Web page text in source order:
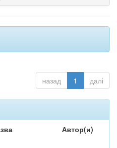
назад 1 далі
Автор(и)